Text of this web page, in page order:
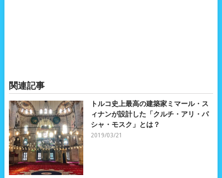
関連記事
トルコ史上最高の建築家ミマール・ス
ィナンが設計した「クルチ・アリ・パ
シャ・モスク」とは？
2019/03/21